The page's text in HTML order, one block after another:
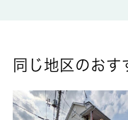
不便を感じることも少な
同じ地区のおす